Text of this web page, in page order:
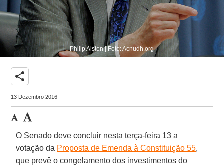
Philip Alston | Foto: Acnudh.org
share
13 Dezembro 2016
O Senado deve concluir nesta terça-feira 13 a
votação da Proposta de Emenda à Constituição 55,
que prevê o congelamento dos investimentos do